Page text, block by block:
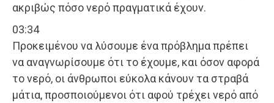
ακριβώς πόσο νερό πραγματικά έχουν.
03:34
Προκειμένου να λύσουμε ένα πρόβλημα πρέπει
να αναγνωρίσουμε ότι το έχουμε, και όσον αφορά
το νερό, οι άνθρωποι εύκολα κάνουν τα στραβά
μάτια, προσποιούμενοι ότι αφού τρέχει νερό από